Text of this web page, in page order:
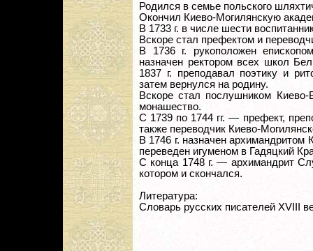
Родился в семье польского
Окончил Киево-Могилянскую
В 1733 г. в числе шести
Вскоре стал префектом и
В 1736 г. рукоположен
назначен ректором всех школ
1837 г. преподавал поэтику и
затем вернулся на родину.
Вскоре стал послушником
монашество.
С 1739 по 1744 гг. — префект,
также переводчик Киево-
В 1746 г. назначен
переведен игуменом в Гадяцкий
С конца 1748 г. — архимандрит
котором и скончался.
Литература:
Словарь русских писателей XVIII